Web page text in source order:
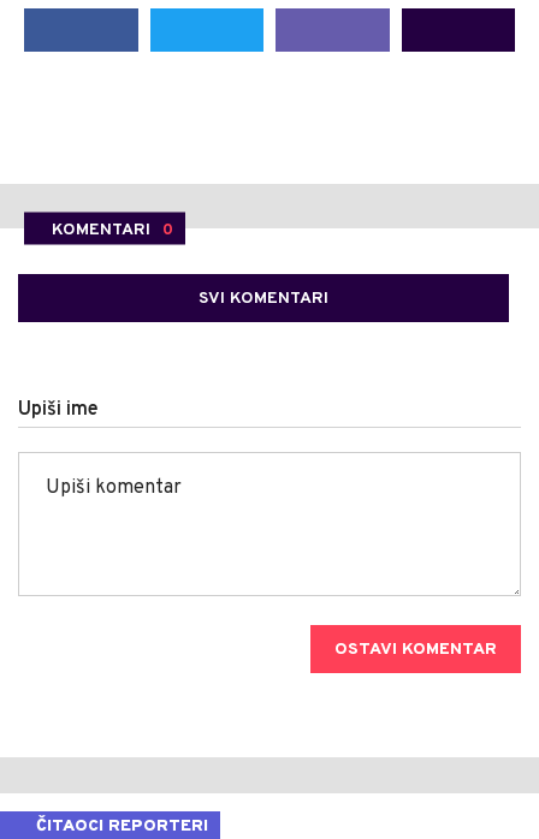
KOMENTARI 0
SVI KOMENTARI
Upiši ime
OSTAVI KOMENTAR
ČITAOCI REPORTERI